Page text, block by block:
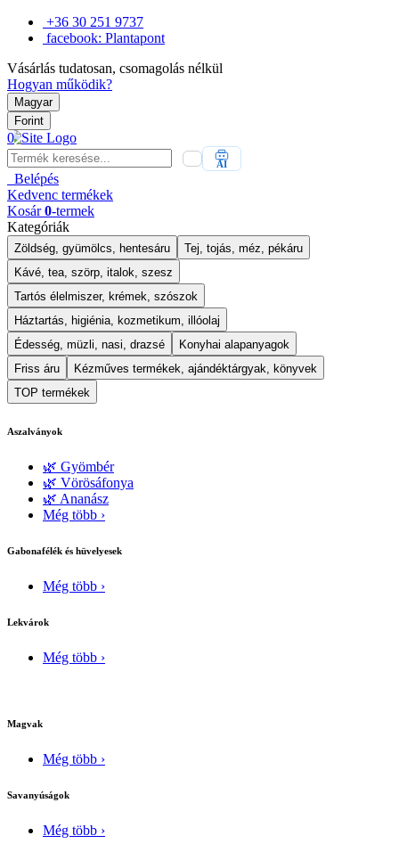
+36 30 251 9737
facebook: Plantapont
Vásárlás tudatosan, csomagolás nélkül
Hogyan működik?
Magyar
Forint
0
AI
Belépés
Kedvenc termékek
Kosár 0-termek
Kategóriák
Zöldség, gyümölcs, hentesáru
Tej, tojás, méz, pékáru
Kávé, tea, szörp, italok, szesz
Tartós élelmiszer, krémek, szószok
Háztartás, higiénia, kozmetikum, illóolaj
Édesség, müzli, nasi, drazsé
Konyhai alapanyagok
Friss áru
Kézműves termékek, ajándéktárgyak, könyvek
TOP termékek
Aszalványok
🌿 Gyömbér
🌿 Vörösáfonya
🌿 Ananász
Még több ›
Gabonafélék és hüvelyesek
Még több ›
Lekvárok
Még több ›
Magvak
Még több ›
Savanyúságok
Még több ›